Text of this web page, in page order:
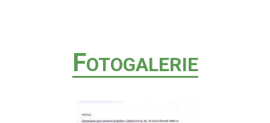
FOTOGALERIE